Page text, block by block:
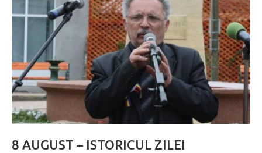
8 AUGUST – ISTORICUL ZILEI